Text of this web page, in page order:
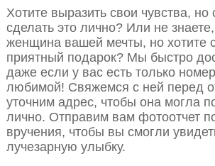
Хотите выразить свои чувства, но
сделать это лично? Или не
женщина вашей мечты, но хотите
приятный подарок? Мы быстро
даже если у вас есть только
любимой! Свяжемся с ней перед
уточним адрес, чтобы она могла
лично. Отправим вам фотоотчет
вручения, чтобы вы смогли
лучезарную улыбку.